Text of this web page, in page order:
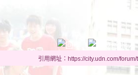
引用網址：https://city.udn.com/